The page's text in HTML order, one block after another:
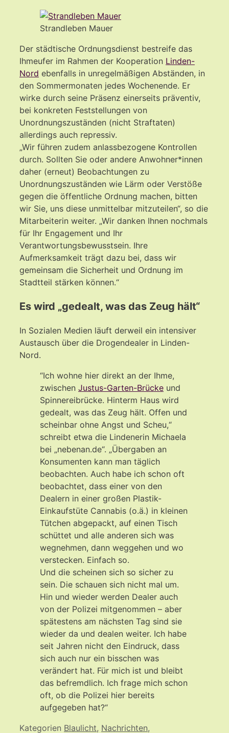
Strandleben Mauer
Der städtische Ordnungsdienst bestreife das
Ihmeufer im Rahmen der Kooperation Linden-
Nord ebenfalls in unregelmäßigen Abständen, in
den Sommermonaten jedes Wochenende. Er
wirke durch seine Präsenz einerseits präventiv,
bei konkreten Feststellungen von
Unordnungszuständen (nicht Straftaten)
allerdings auch repressiv.
„Wir führen zudem anlassbezogene Kontrollen
durch. Sollten Sie oder andere Anwohner*innen
daher (erneut) Beobachtungen zu
Unordnungszuständen wie Lärm oder Verstöße
gegen die öffentliche Ordnung machen, bitten
wir Sie, uns diese unmittelbar mitzuteilen“, so die
Mitarbeiterin weiter. „Wir danken Ihnen nochmals
für Ihr Engagement und Ihr
Verantwortungsbewusstsein. Ihre
Aufmerksamkeit trägt dazu bei, dass wir
gemeinsam die Sicherheit und Ordnung im
Stadtteil stärken können.“
Es wird „gedealt, was das Zeug hält“
In Sozialen Medien läuft derweil ein intensiver
Austausch über die Drogendealer in Linden-
Nord.
“Ich wohne hier direkt an der Ihme,
zwischen Justus-Garten-Brücke und
Spinnereibrücke. Hinterm Haus wird
gedealt, was das Zeug hält. Offen und
scheinbar ohne Angst und Scheu,“
schreibt etwa die Lindenerin Michaela
bei „nebenan.de“. „Übergaben an
Konsumenten kann man täglich
beobachten. Auch habe ich schon oft
beobachtet, dass einer von den
Dealern in einer großen Plastik-
Einkaufstüte Cannabis (o.ä.) in kleinen
Tütchen abgepackt, auf einen Tisch
schüttet und alle anderen sich was
wegnehmen, dann weggehen und wo
verstecken. Einfach so.
Und die scheinen sich so sicher zu
sein. Die schauen sich nicht mal um.
Hin und wieder werden Dealer auch
von der Polizei mitgenommen – aber
spätestens am nächsten Tag sind sie
wieder da und dealen weiter. Ich habe
seit Jahren nicht den Eindruck, dass
sich auch nur ein bisschen was
verändert hat. Für mich ist und bleibt
das befremdlich. Ich frage mich schon
oft, ob die Polizei hier bereits
aufgegeben hat?“
Kategorien Blaulicht, Nachrichten,